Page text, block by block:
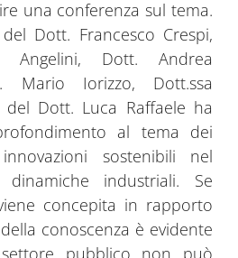
una conferenza sul tema.
Dott. Francesco Crespi,
Angelini, Dott. Andrea
Mario Iorizzo, Dott.ssa
Dott. Luca Raffaele ha
al tema dei
sostenibili nel
industriali. Se
concepita in rapporto
conoscenza è evidente
pubblico non può